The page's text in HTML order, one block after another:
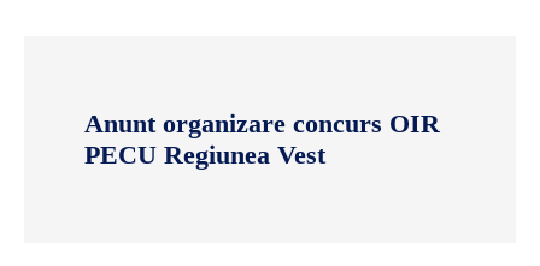
Anunt organizare concurs OIR
PECU Regiunea Vest